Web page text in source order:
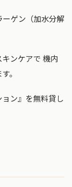
ゲン（加水分解
ンケアで 機内
。
ン』を無料貸し